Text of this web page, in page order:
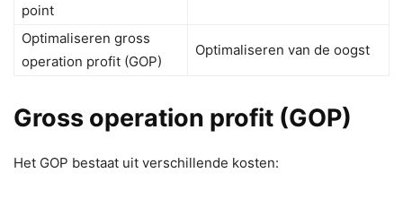
point
Optimaliseren gross
operation profit (GOP)
Optimaliseren van de oogst
Gross operation profit (GOP)
Het GOP bestaat uit verschillende kosten: